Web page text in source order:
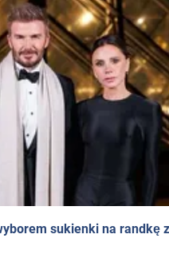
sukienki na randkę